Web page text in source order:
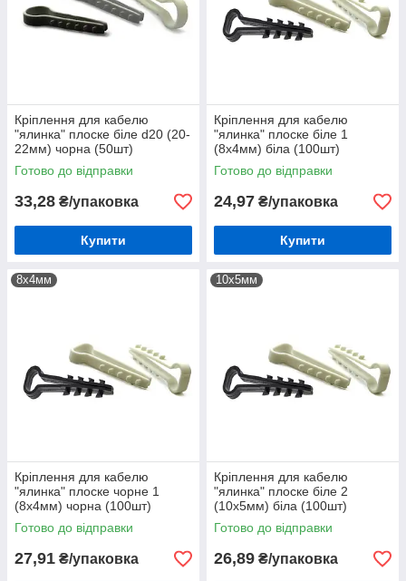
Кріплення для кабелю
"ялинка" плоске біле d20 (20-
22мм) чорна (50шт)
Готово до відправки
33,28 ₴/упаковка
Купити
Кріплення для кабелю
"ялинка" плоске біле 1
(8х4мм) біла (100шт)
Готово до відправки
24,97 ₴/упаковка
Купити
8х4мм
Кріплення для кабелю
"ялинка" плоске чорне 1
(8х4мм) чорна (100шт)
Готово до відправки
27,91 ₴/упаковка
10х5мм
Кріплення для кабелю
"ялинка" плоске біле 2
(10х5мм) біла (100шт)
Готово до відправки
26,89 ₴/упаковка